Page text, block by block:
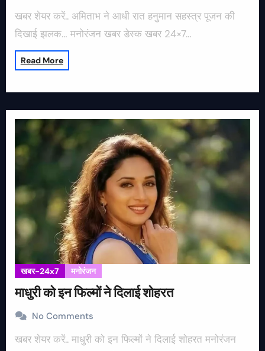
खबर शेयर करें.. अमिताभ ने आधी रात हनुमान सहस्त्र पूजन की
दिखाई झलक… मनोरंजन खबर डेस्क खबर 24×7…
Read More
खबर-24x7 मनोरंजन
माधुरी को इन फिल्मों ने दिलाई शोहरत
No Comments
खबर शेयर करें.. माधुरी को इन फिल्मों ने दिलाई शोहरत मनोरंजन